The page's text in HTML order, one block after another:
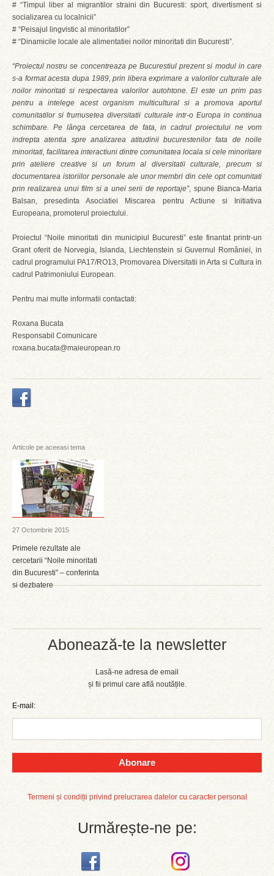
Abonează-te la newsletter
Lasă-ne adresa de email
și fii primul care află noutățile.
E-mail:
Abonare
Termeni și condiții privind prelucrarea datelor cu caracter personal
Urmărește-ne pe:
# “Timpul liber al migrantilor straini din Bucuresti: sport, divertisment si
socializarea cu localnicii”
# “Peisajul lingvistic al minoritatilor”
# “Dinamicile locale ale alimentatiei noilor minoritati din Bucuresti”.
“Proiectul nostru se concentreaza pe Bucurestiul prezent si modul in care
s-a format acesta dupa 1989, prin libera exprimare a valorilor culturale ale
noilor minoritati si respectarea valorilor autohtone. El este un prim pas
pentru a intelege acest organism multicultural si a promova aportul
comunitatilor si frumusetea diversitatii culturale intr-o Europa in continua
schimbare. Pe lânga cercetarea de fata, in cadrul proiectului ne vom
indrepta atentia spre analizarea atitudinii bucurestenilor fata de noile
minoritati, facilitarea interactiuni dintre comunitatea locala si cele minoritare
prin ateliere creative si un forum al diversitatii culturale, precum si
documentarea istoriilor personale ale unor membri din cele opt comunitati
prin realizarea unui film si a unei serii de reportaje”, spune Bianca-Maria
Balsan, presedinta Asociatiei Miscarea pentru Actiune si Initiativa
Europeana, promoterul proiectului.
Proiectul “Noile minoritati din municipiul Bucuresti” este finantat printr-un
Grant oferit de Norvegia, Islanda, Liechtenstein si Guvernul României, in
cadrul programului PA17/RO13, Promovarea Diversitatii in Arta si Cultura in
cadrul Patrimoniului European.
Pentru mai multe informatii contactati:
Roxana Bucata
Responsabil Comunicare
roxana.bucata@maieuropean.ro
Articole pe aceeasi tema
27 Octombrie 2015
Primele rezultate ale
cercetarii “Noile minoritati
din Bucuresti” – conferinta
si dezbatere